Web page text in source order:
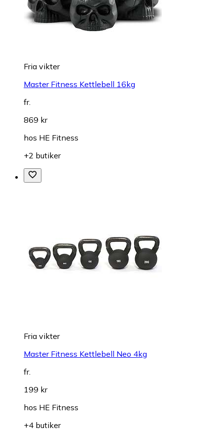
Fria vikter
Master Fitness Kettlebell 16kg
fr.
869 kr
hos HE Fitness
+2 butiker
Fria vikter
Master Fitness Kettlebell Neo 4kg
fr.
199 kr
hos HE Fitness
+4 butiker